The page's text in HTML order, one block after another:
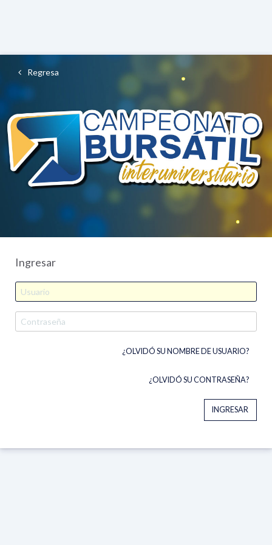
Regresa
Ingresar
¿OLVIDÓ SU NOMBRE DE USUARIO?
¿OLVIDÓ SU CONTRASEÑA?